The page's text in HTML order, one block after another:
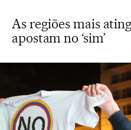
As regiões mais
apostam no ‘sim’